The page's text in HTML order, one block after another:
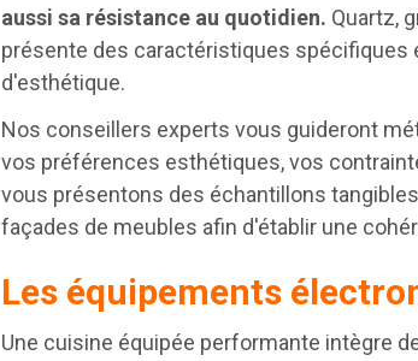
aussi sa résistance au quotidien. Quartz,
présente des caractéristiques spécifiques
d'esthétique.
Nos conseillers experts vous guideront
vos préférences esthétiques, vos
vous présentons des échantillons
façades de meubles afin d'établir une
Les équipements
Une cuisine équipée performante intègre